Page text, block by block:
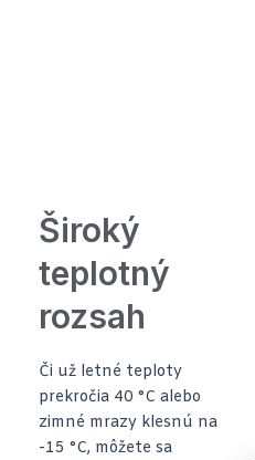
Široký
teplotný
rozsah
Či už letné teploty
prekročia 40 °C alebo
zimné mrazy klesnú na
-15 °C, môžete sa